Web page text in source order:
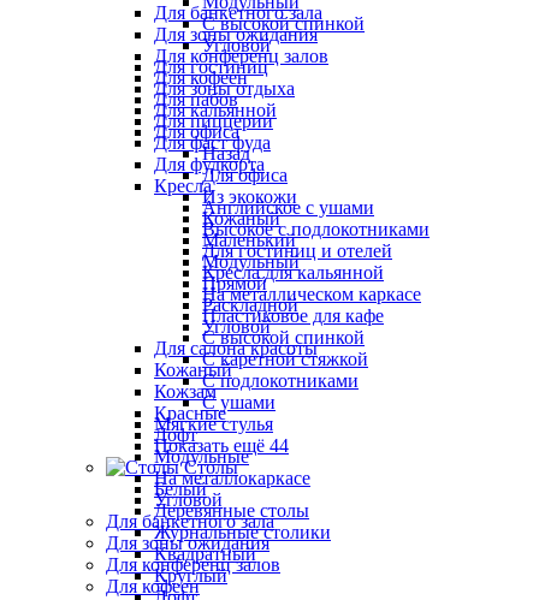
Для банкетного зала
Для зоны ожидания
Для конференц залов
Для кофеен
Для пабов
Для пиццерии
Для фаст фуда
Для фудкорта
Кресла
Английское с ушами
Высокое с подлокотниками
Для гостиниц и отелей
Кресла для кальянной
На металлическом каркасе
Пластиковое для кафе
С высокой спинкой
С каретной стяжкой
С подлокотниками
С ушами
Мягкие стулья
Показать ещё 44
Столы
Белый
Деревянные столы
Журнальные столики
Квадратный
Круглый
С высокой спинкой
Угловой
Для гостиниц
Для зоны отдыха
Для кальянной
Для офиса
Назад
Для офиса
Из экокожи
Кожаный
Маленький
Модульный
Прямой
Раскладной
Угловой
Для салона красоты
Кожаный
Кожзам
Красные
Лофт
Модульные
На металлокаркасе
Угловой
Для банкетного зала
Для зоны ожидания
Для конференц залов
Для кофеен